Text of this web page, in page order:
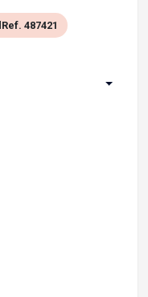
Ref. 487421